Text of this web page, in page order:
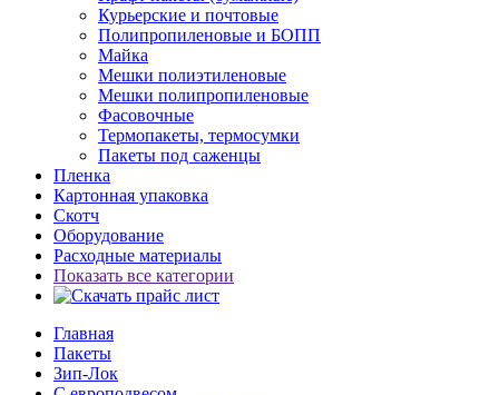
Курьерские и почтовые
Полипропиленовые и БОПП
Майка
Мешки полиэтиленовые
Мешки полипропиленовые
Фасовочные
Термопакеты, термосумки
Пакеты под саженцы
Пленка
Картонная упаковка
Скотч
Оборудование
Расходные материалы
Показать все категории
Главная
Пакеты
Зип-Лок